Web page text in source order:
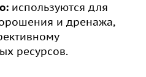
используются для
и дренажа,
ресурсов.